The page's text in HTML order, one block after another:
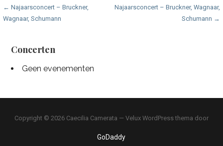
Bericht
navigatie
← Najaarsconcert – Bruckner,
Wagnaar, Schumann
Najaarsconcert – Bruckner, Wagnaar,
Schumann →
Concerten
Geen evenementen
Copyright © 2026 Caecilia Camerata — Velux WordPress thema door
GoDaddy